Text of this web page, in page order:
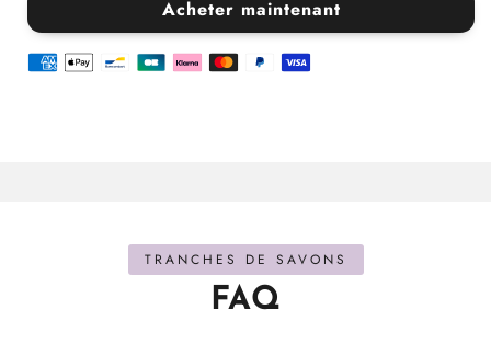
kiwi
kiwi
Acheter maintenant
TRANCHES DE SAVONS
FAQ